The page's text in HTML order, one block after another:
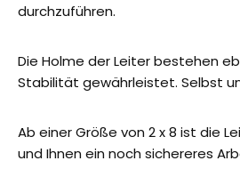
durchzuführen.
Die Holme der Leiter bestehen
Stabilität gewährleistet. Selbst
Ab einer Größe von 2 x 8 ist die
und Ihnen ein noch sichereres